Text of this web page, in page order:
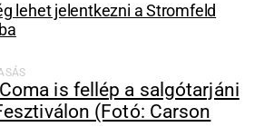
lehet jelentkezni a Stromfeld